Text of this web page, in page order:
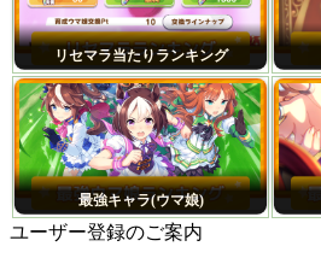
リセマラ当たりランキング
最強キャラ(ウマ娘)
ユーザー登録のご案内